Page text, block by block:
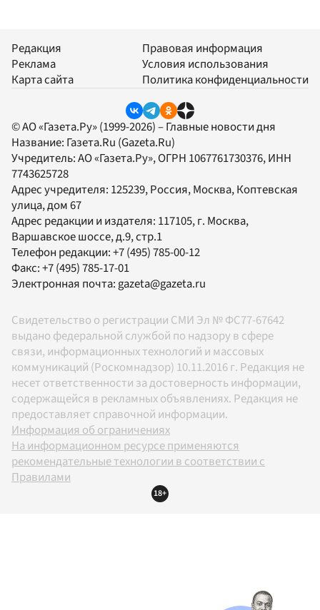
Редакция
Реклама
Карта сайта
Правовая информация
Условия использования
Политика конфиденциальности
© АО «Газета.Ру» (1999-2026) – Главные новости дня
Название: Газета.Ru (Gazeta.Ru)
Учредитель:АО «Газета.Ру», ОГРН 1067761730376, ИНН
7743625728
Адрес учредителя: 125239, Россия, Москва, Коптевская
улица, дом 67
Адрес редакции и издателя: 117105, г. Москва,
Варшавское шоссе, д.9, стр.1
Телефон редакции:+7 (495) 785-00-12
Факс:+7 (495) 785-17-01
Электронная почта:gazeta@gazeta.ru
Свидетельство о регистрации СМИ Эл № ФС77-67642
выдано федеральной службой по надзору в сфере
связи, информационных технологий и массовых
коммуникаций (Роскомнадзор) 10.11.2016 г. Редакция не
несет ответственности за достоверность информации,
содержащейся в рекламных объявлениях. Редакция не
предоставляет справочной информации.
Информация об ограничениях
На информационном ресурсе применяются
рекомендательные технологии в соответствии с
Правилами
18+